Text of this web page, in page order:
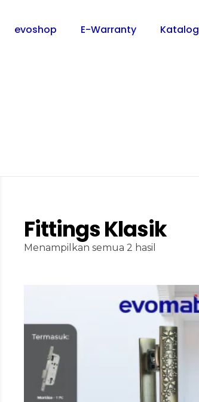
evoshop E-Warranty Katalog
Fittings Klasik
Menampilkan semua 2 hasil